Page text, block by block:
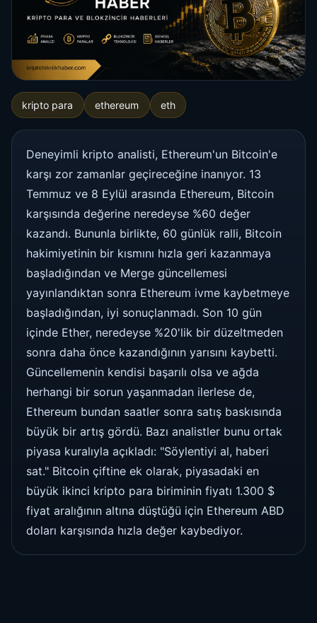
kripto para ethereum eth
Deneyimli kripto analisti, Ethereum'un Bitcoin'e
karşı zor zamanlar geçireceğine inanıyor. 13
Temmuz ve 8 Eylül arasında Ethereum, Bitcoin
karşısında değerine neredeyse %60 değer
kazandı. Bununla birlikte, 60 günlük ralli, Bitcoin
hakimiyetinin bir kısmını hızla geri kazanmaya
başladığından ve Merge güncellemesi
yayınlandıktan sonra Ethereum ivme kaybetmeye
başladığından, iyi sonuçlanmadı. Son 10 gün
içinde Ether, neredeyse %20'lik bir düzeltmeden
sonra daha önce kazandığının yarısını kaybetti.
Güncellemenin kendisi başarılı olsa ve ağda
herhangi bir sorun yaşanmadan ilerlese de,
Ethereum bundan saatler sonra satış baskısında
büyük bir artış gördü. Bazı analistler bunu ortak
piyasa kuralıyla açıkladı: "Söylentiyi al, haberi
sat." Bitcoin çiftine ek olarak, piyasadaki en
büyük ikinci kripto para biriminin fiyatı 1.300 $
fiyat aralığının altına düştüğü için Ethereum ABD
doları karşısında hızla değer kaybediyor.